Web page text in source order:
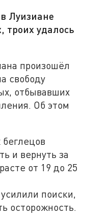
Луизиане
троих удалось
произошёл
свободу
отбывавших
Об этом
и вернуть за
от 19 до 25
поиски,
осторожность.